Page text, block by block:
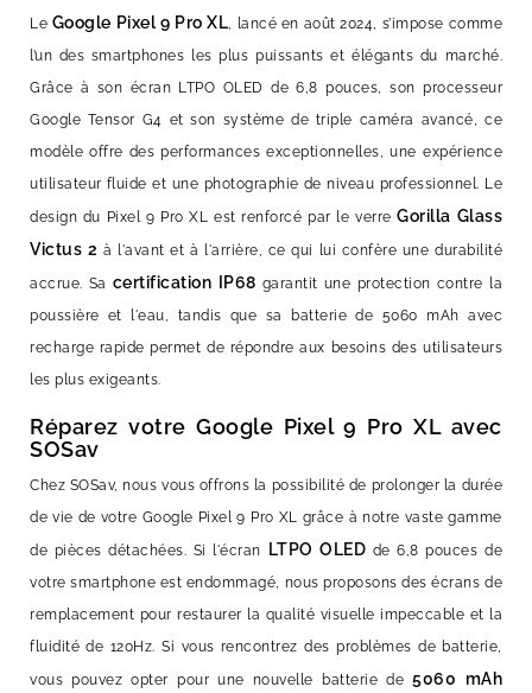
Le Google Pixel 9 Pro XL , lancé en août 2024, s’impose comme
l’un des smartphones les plus puissants et élégants du marché.
Grâce à son écran LTPO OLED de 6,8 pouces, son processeur
Google Tensor G4 et son système de triple caméra avancé, ce
modèle offre des performances exceptionnelles, une expérience
utilisateur fluide et une photographie de niveau professionnel. Le
design du Pixel 9 Pro XL est renforcé par le verreGorilla Glass
Victus 2 à l'avant et à l'arrière, ce qui lui confère une durabilité
accrue. Sa certification IP68 garantit une protection contre la
poussière et l'eau, tandis que sa batterie de 5060 mAh avec
recharge rapide permet de répondre aux besoins des utilisateurs
les plus exigeants.
Réparez votre Google Pixel 9 Pro XL avec
SOSav
Chez SOSav, nous vous offrons la possibilité de prolonger la durée
de vie de votre Google Pixel 9 Pro XL grâce à notre vaste gamme
de pièces détachées. Si l'écran
LTPO OLED de 6,8 pouces de
votre smartphone est endommagé, nous proposons des écrans de
remplacement pour restaurer la qualité visuelle impeccable et la
fluidité de 120Hz. Si vous rencontrez des problèmes de batterie,
vous pouvez opter pour une nouvelle batterie de5060 mAh